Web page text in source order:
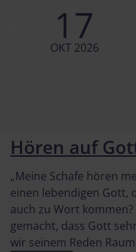
17
OKT 2026
Hören auf
„Meine Schafe hören
einen lebendigen Gott,
auch zu Wort
gemacht, dass Gott
wir seinem Reden